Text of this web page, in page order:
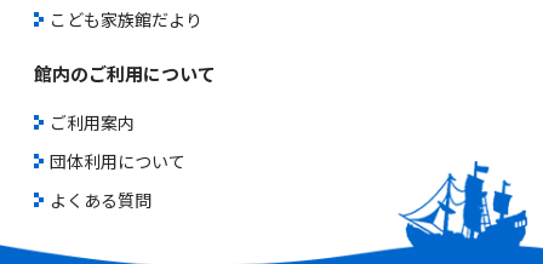
こども家族館だより
館内のご利用について
ご利用案内
団体利用について
よくある質問